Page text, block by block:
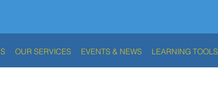
OUR SERVICES EVENTS & NEWS LEARNING TOOLS